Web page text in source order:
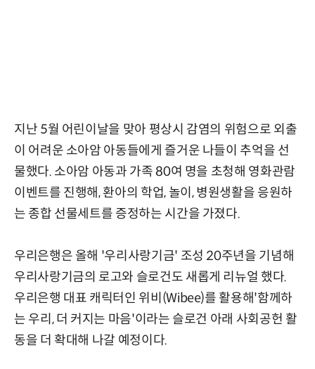
지난 5월 어린이날을 맞아 평상시 감염의 위험으로 외출
이 어려운 소아암 아동들에게 즐거운 나들이 추억을 선
물했다. 소아암 아동과 가족 80여 명을 초청해 영화관람
이벤트를 진행해, 환아의 학업, 놀이, 병원생활을 응원하
는 종합 선물세트를 증정하는 시간을 가졌다.
우리은행은 올해 '우리사랑기금' 조성 20주년을 기념해
우리사랑기금의 로고와 슬로건도 새롭게 리뉴얼 했다.
우리은행 대표 캐릭터인 위비(Wibee)를 활용해'함께하
는 우리, 더 커지는 마음'이라는 슬로건 아래 사회공헌 활
동을 더 확대해 나갈 예정이다.